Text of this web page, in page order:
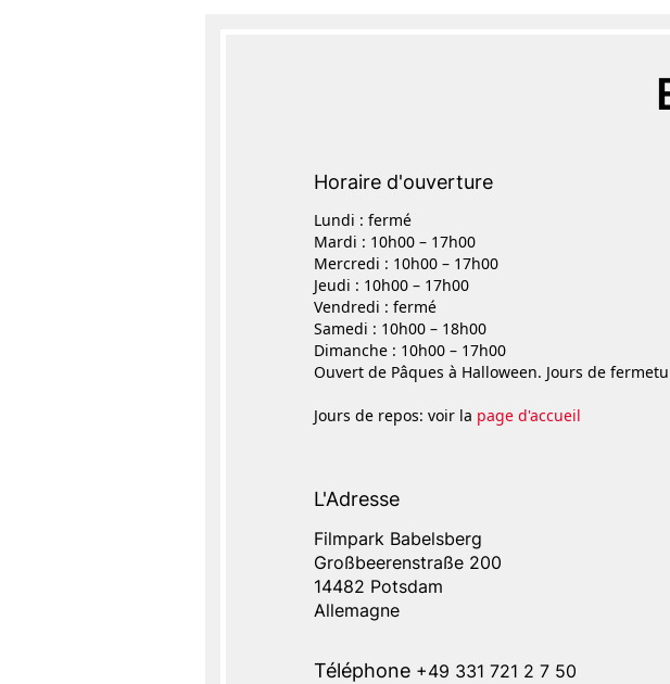
Horaire d'ouverture
Lundi : fermé
Mardi : 10h00 – 17h00
Mercredi : 10h00 – 17h00
Jeudi : 10h00 – 17h00
Vendredi : fermé
Samedi : 10h00 – 18h00
Dimanche : 10h00 – 17h00
Ouvert de Pâques à Halloween. Jours de
Jours de repos: voir la page d'accueil
L'Adresse
Address
Name
Filmpark Babelsberg
L'Adresse
Großbeerenstraße 200
14482 Potsdam
Allemagne
Téléphone +49 331 721 2 7 50